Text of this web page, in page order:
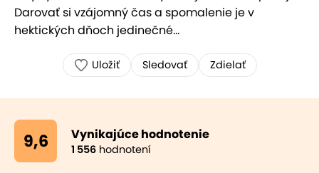
Darovať si vzájomný čas a spomalenie je v
hektických dňoch jedinečné...
Uložiť Sledovať Zdielať
9,6 Vynikajúce hodnotenie
1 556 hodnotení